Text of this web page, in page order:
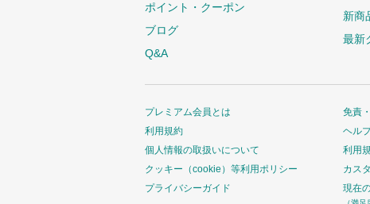
ポイント・クーポン
ブログ
Q&A
新商
最新
プレミアム会員とは
利用規約
個人情報の取扱いについて
クッキー（cookie）等利用ポリシー
プライバシーガイド
免責
ヘル
利用
カス
現在